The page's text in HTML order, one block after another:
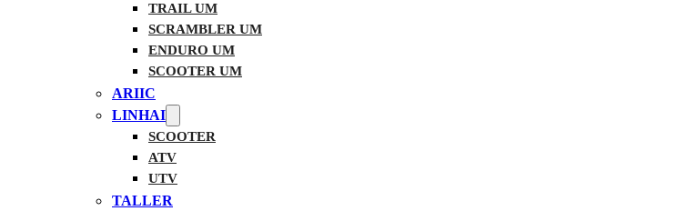
TRAIL UM
SCRAMBLER UM
ENDURO UM
SCOOTER UM
ARIIC
LINHAI
SCOOTER
ATV
UTV
TALLER